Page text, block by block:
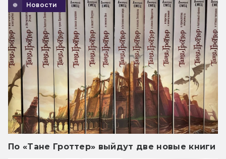
Новости
По «Тане Гроттер» выйдут две новые книги